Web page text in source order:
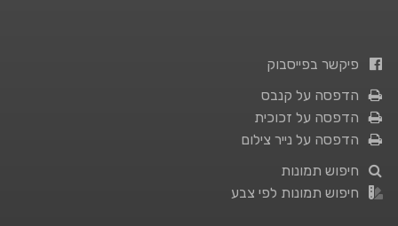
פיקשר בפייסבוק
הדפסה על קנבס
הדפסה על זכוכית
הדפסה על נייר צילום
חיפוש תמונות
חיפוש תמונות לפי צבע